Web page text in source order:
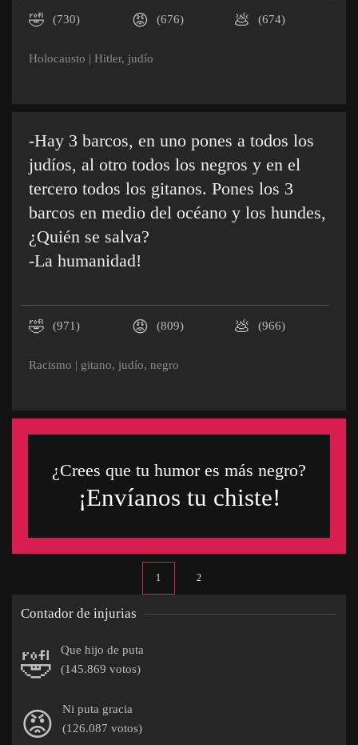
🤣 (730) 😡 (676) 💩 (674)
Holocausto | Hitler, judío
-Hay 3 barcos, en uno pones a todos los
judíos, al otro todos los negros y en el
tercero todos los gitanos. Pones los 3
barcos en medio del océano y los hundes,
¿Quién se salva?
-La humanidad!
🤣 (971) 😡 (809) 💩 (966)
Racismo | gitano, judío, negro
¿Crees que tu humor es más negro?
¡Envíanos tu chiste!
1 2
Contador de injurias
🤣
Que hijo de puta
(145.869 votos)
😡
Ni puta gracia
(126.087 votos)